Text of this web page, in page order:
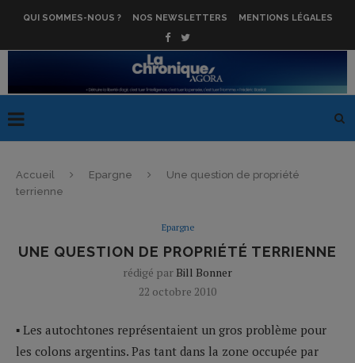
QUI SOMMES-NOUS ? NOS NEWSLETTERS MENTIONS LÉGALES
Accueil Epargne
Une question de propriété
terrienne
Epargne
UNE QUESTION DE PROPRIÉTÉ TERRIENNE
rédigé par Bill Bonner
22 octobre 2010
▪ Les autochtones représentaient un gros problème pour
les colons argentins. Pas tant dans la zone occupée par